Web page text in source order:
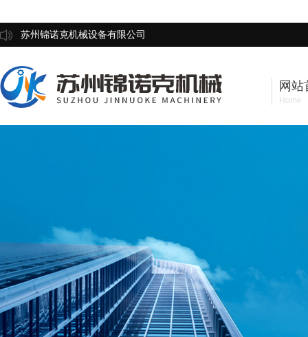
苏州锦诺克机械设备有限公司
网站
Home